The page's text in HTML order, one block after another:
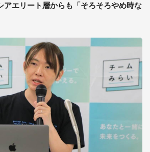
アエリート層からも「そろそろやめ時な